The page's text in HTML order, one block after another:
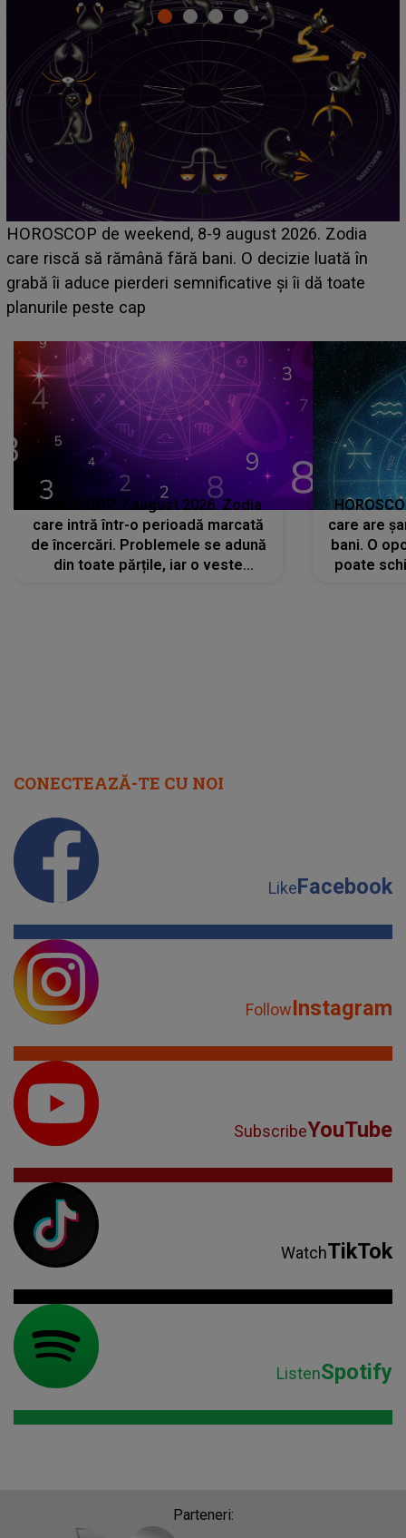
Emanuel a ținut ACEST DETALIU ASCUNS până
acum! În fața Alexandrei, concurentul din Casa Iubirii
face o MĂRTURISIRE NEAȘTEPTATĂ despre mama
sa: "I-am spus și ei în față, eu nu te iubesc pentru
HOROSCOP 7 august 2026. Zodia
care intră într-o perioadă marcată
de încercări. Problemele se adună
din toate părțile, iar o veste
care are
bani. O
poate
CONECTEAZĂ-TE CU NOI
LikeFacebook
FollowInstagram
SubscribeYouTube
WatchTikTok
ListenSpotify
Parteneri: